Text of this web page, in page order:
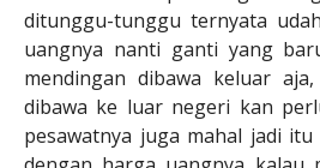
ditunggu-tunggu ternyata
uangnya nanti ganti yang
mendingan dibawa keluar
dibawa ke luar negeri kan
pesawatnya juga mahal jadi